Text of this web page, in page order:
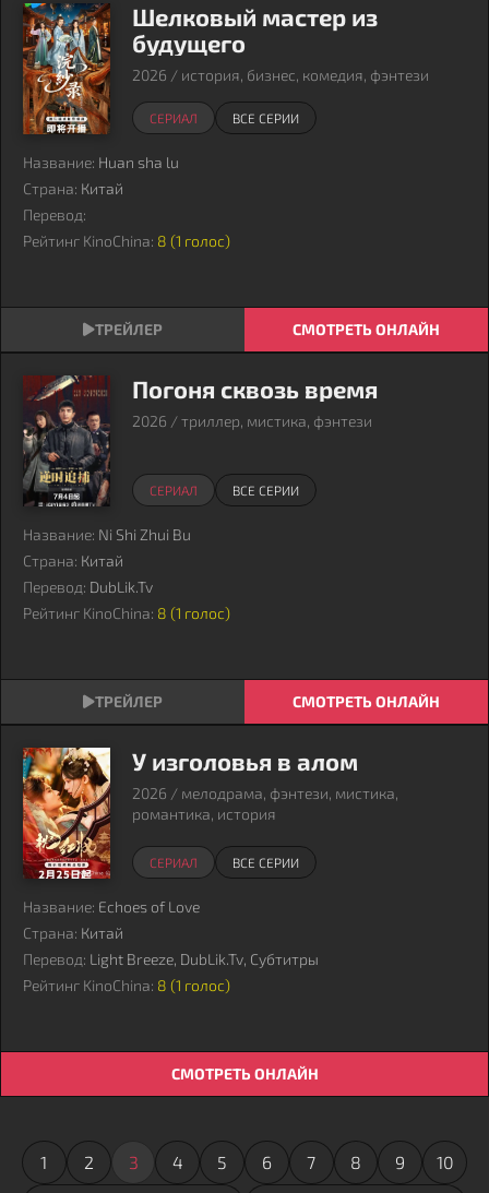
Шелковый мастер из
будущего
2026 / история, бизнес, комедия, фэнтези
СЕРИАЛ ВСЕ СЕРИИ
Название: Huan sha lu
Страна: Китай
Перевод:
Рейтинг KinoChina: 8 (1 голос)
СМОТРЕТЬ ОНЛАЙН
Погоня сквозь время
2026 / триллер, мистика, фэнтези
СЕРИАЛ ВСЕ СЕРИИ
Название: Ni Shi Zhui Bu
Страна: Китай
Перевод: DubLik.Tv
Рейтинг KinoChina: 8 (1 голос)
СМОТРЕТЬ ОНЛАЙН
У изголовья в алом
2026 / мелодрама, фэнтези, мистика,
романтика, история
СЕРИАЛ ВСЕ СЕРИИ
Название: Echoes of Love
Страна: Китай
Перевод: Light Breeze, DubLik.Tv, Субтитры
Рейтинг KinoChina: 8 (1 голос)
СМОТРЕТЬ ОНЛАЙН
1 2 3 4 5 6 7 8 9 10